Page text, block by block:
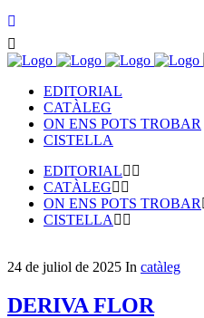
EDITORIAL
CATÀLEG
ON ENS POTS TROBAR
CISTELLA
EDITORIAL
CATÀLEG
ON ENS POTS TROBAR
CISTELLA
24 de juliol de 2025 In catàleg
DERIVA FLOR